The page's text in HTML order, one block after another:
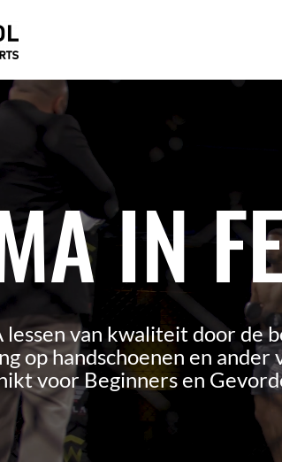
IN
lessen van kwaliteit door de
op handschoenen en
voor Beginners en